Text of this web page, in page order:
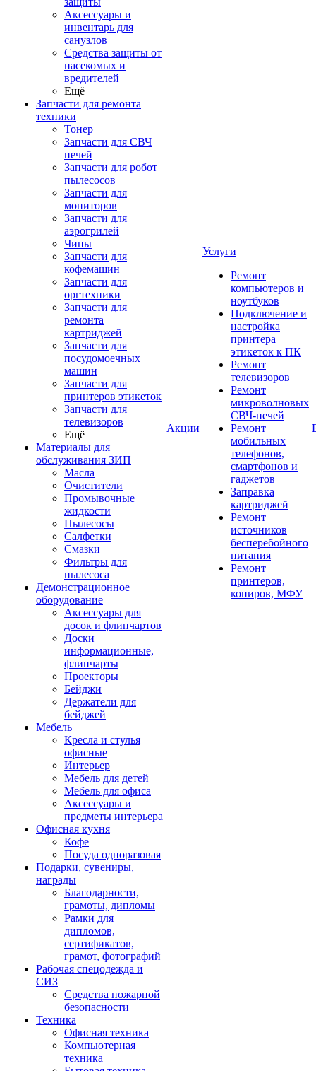
Аксессуары и
инвентарь для
санузлов
Средства защиты от
насекомых и
вредителей
Ещё
Запчасти для ремонта
техники
Тонер
Запчасти для СВЧ
печей
Запчасти для робот
пылесосов
Запчасти для
мониторов
Запчасти для
аэрогрилей
Чипы
Запчасти для
кофемашин
Запчасти для
оргтехники
Запчасти для
ремонта
картриджей
Запчасти для
посудомоечных
машин
Запчасти для
принтеров этикеток
Запчасти для
телевизоров
Ещё
Материалы для
обслуживания ЗИП
Масла
Очистители
Промывочные
жидкости
Пылесосы
Салфетки
Смазки
Фильтры для
пылесоса
Демонстрационное
оборудование
Аксессуары для
досок и флипчартов
Доски
информационные,
флипчарты
Проекторы
Бейджи
Держатели для
бейджей
Мебель
Кресла и стулья
офисные
Интерьер
Мебель для детей
Мебель для офиса
Аксессуары и
предметы интерьера
Офисная кухня
Кофе
Посуда одноразовая
Подарки, сувениры,
награды
Благодарности,
грамоты, дипломы
Рамки для
дипломов,
сертификатов,
грамот, фотографий
Рабочая спецодежда и
СИЗ
Средства пожарной
безопасности
Техника
Офисная техника
Компьютерная
техника
Акции
Услуги
Ремонт
компьютеров и
ноутбуков
Подключение и
настройка
принтера
этикеток к ПК
Ремонт
телевизоров
Ремонт
микроволновых
СВЧ-печей
Ремонт
мобильных
телефонов,
смартфонов и
гаджетов
Заправка
картриджей
Ремонт
источников
бесперебойного
питания
Ремонт
принтеров,
копиров, МФУ